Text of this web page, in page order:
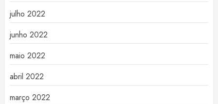
julho 2022
junho 2022
maio 2022
abril 2022
março 2022